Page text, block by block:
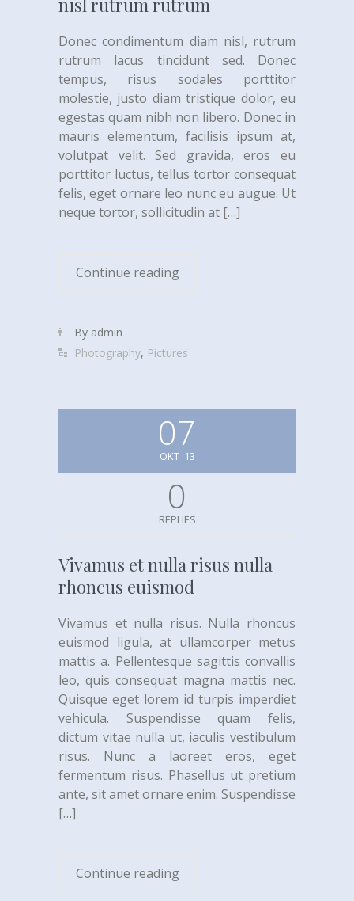
nisl rutrum rutrum
Donec condimentum diam nisl, rutrum
rutrum lacus tincidunt sed. Donec
tempus, risus sodales porttitor
molestie, justo diam tristique dolor, eu
egestas quam nibh non libero. Donec in
mauris elementum, facilisis ipsum at,
volutpat velit. Sed gravida, eros eu
porttitor luctus, tellus tortor consequat
felis, eget ornare leo nunc eu augue. Ut
neque tortor, sollicitudin at […]
Continue reading
By admin
Photography, Pictures
07
OKT '13
0
REPLIES
Vivamus et nulla risus nulla
rhoncus euismod
Vivamus et nulla risus. Nulla rhoncus
euismod ligula, at ullamcorper metus
mattis a. Pellentesque sagittis convallis
leo, quis consequat magna mattis nec.
Quisque eget lorem id turpis imperdiet
vehicula. Suspendisse quam felis,
dictum vitae nulla ut, iaculis vestibulum
risus. Nunc a laoreet eros, eget
fermentum risus. Phasellus ut pretium
ante, sit amet ornare enim. Suspendisse
[…]
Continue reading